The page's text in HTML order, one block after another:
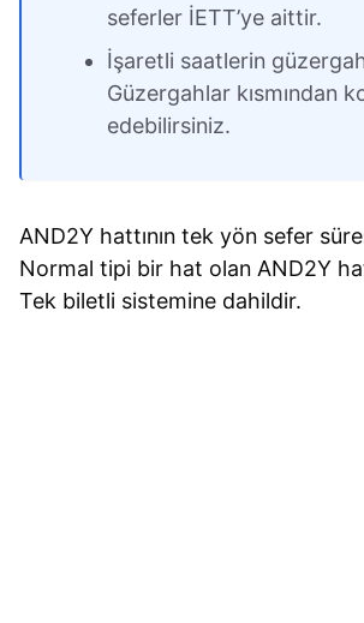
seferler İETT’ye aittir.
İşaretli saatlerin
Güzergahlar kısmından
edebilirsiniz.
AND2Y hattının tek yön sefer
Normal tipi bir hat olan AND2Y
Tek biletli sistemine dahildir.